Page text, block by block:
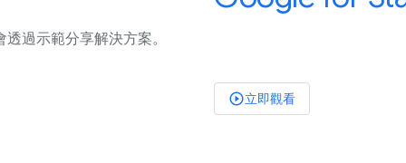
過示範分享解決方案。
play_circle_outlined立即觀看